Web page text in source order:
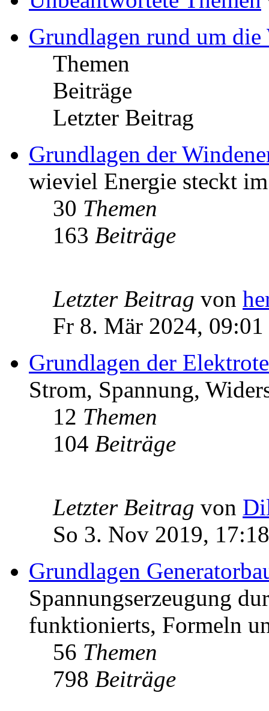
Grundlagen rund um
Themen
Beiträge
Letzter Beitrag
Grundlagen der
wieviel Energie steckt
30 Themen
163 Beiträge
Letzter Beitrag von
Fr 8. Mär 2024, 09:01
Grundlagen der
Strom, Spannung,
12 Themen
104 Beiträge
Letzter Beitrag von
So 3. Nov 2019, 17:18
Grundlagen
Spannungserzeugung
funktionierts, Formeln
56 Themen
798 Beiträge